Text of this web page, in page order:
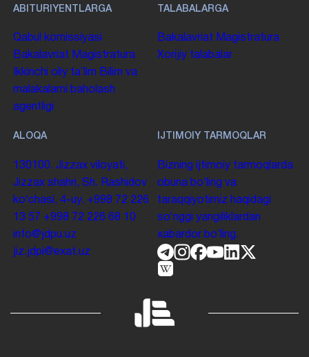
ABITURIYENTLARGA
Qabul komissiyasi
Bakalavriat Magistratura
Ikkinchi oliy taʼlim Bilim va
malakalarni baholash
agentligi
TALABALARGA
Bakalavriat Magistratura
Xorijiy talabalar
ALOQA
130100. Jizzax viloyati,
Jizzax shahri, Sh. Rashidov
koʻchasi, 4-uy. +998 72 226
13 57 +998 72 226 68 10
info@jdpu.uz
jiz.jdpi@exat.uz
IJTIMOIY TARMOQLAR
Bizning ijtimoiy tarmoqlarda
obuna boʻling va
taraqqiyotimiz haqidagi
soʻnggi yangiliklardan
xabardor boʻling.